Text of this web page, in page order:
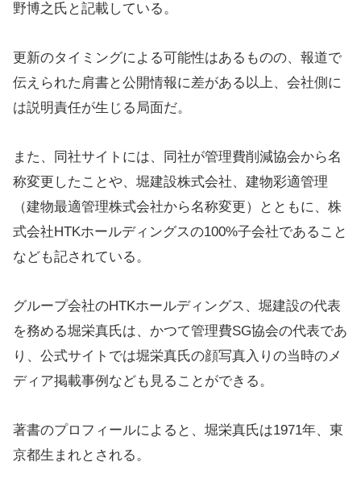
野博之氏と記載している。
更新のタイミングによる可能性はあるものの、報道で
伝えられた肩書と公開情報に差がある以上、会社側に
は説明責任が生じる局面だ。
また、同社サイトには、同社が管理費削減協会から名
称変更したことや、堀建設株式会社、建物彩適管理
（建物最適管理株式会社から名称変更）とともに、株
式会社HTKホールディングスの100%子会社であること
なども記されている。
グループ会社のHTKホールディングス、堀建設の代表
を務める堀栄真氏は、かつて管理費SG協会の代表であ
り、公式サイトでは堀栄真氏の顔写真入りの当時のメ
ディア掲載事例なども見ることができる。
著書のプロフィールによると、堀栄真氏は1971年、東
京都生まれとされる。